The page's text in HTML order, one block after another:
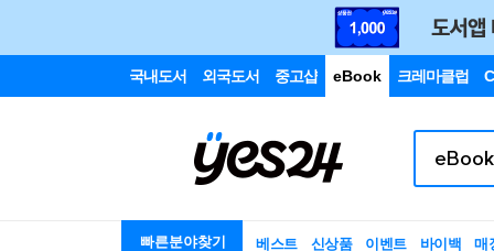
국내도서 외국도서 중고샵 eBook 크레마클럽
빠른분야찾기 베스트 신상품 이벤트 바이백 매